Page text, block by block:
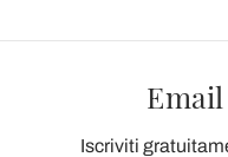
Iscriviti